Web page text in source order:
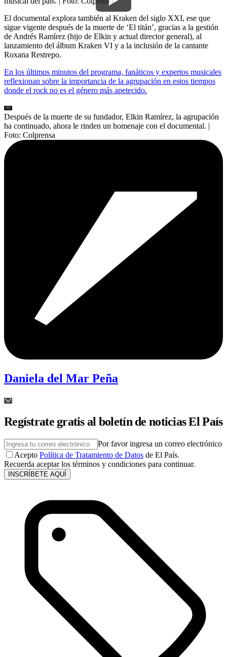
El documental explora también al Kraken del siglo XXI, ese que
sigue vigente después de la muerte de ‘El titán’, gracias a la gestión
de Andrés Ramírez (hijo de Elkin y actual director general), al
lanzamiento del álbum Kraken VI y a la inclusión de la cantante
Roxana Restrepo.
En los últimos minutos del programa, fanáticos y expertos musicales
reflexionan sobre la importancia de la agrupación en estos tiempos
donde el rock no es el género más apetecido.
Después de la muerte de su fundador, Elkin Ramírez, la agrupación
ha continuado, ahora le rinden un homenaje con el documental. |
Foto: Colprensa
Daniela del Mar Peña
Regístrate gratis al boletín de noticias El País
Por favor ingresa un correo electrónico
Acepto Política de Tratamiento de Datos de El País.
Recuerda aceptar los términos y condiciones para continuar.
INSCRÍBETE AQUÍ